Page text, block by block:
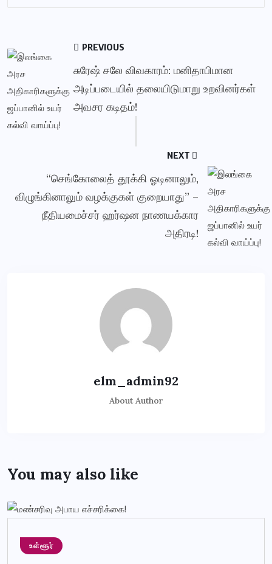
PREVIOUS
சுரேஷ் சலே விவகாரம்: மனிதாபிமான
அடிப்படையில் தலையிடுமாறு உறவினர்கள்
அவசர கடிதம்!
NEXT
“செங்கோலைத் தூக்கி ஓடினாலும்,
விழுங்கினாலும் வழக்குகள் குறையாது” –
நீதியமைச்சர் ஹர்ஷன நாணயக்கார
அதிரடி!
elm_admin92
About Author
You may also like
உள்ளூர்